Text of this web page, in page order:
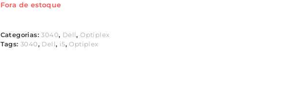
Fora de estoque
Categorias:3040, Dell,Optiplex
Tags: 3040, Dell, i5,Optiplex